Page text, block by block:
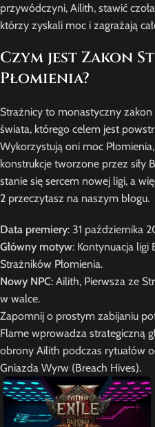
przywódczyni, Ailith, stawić
którzy zyskali moc i zagrażają
Czym jest Zakon
Płomienia?
Strażnicy to monastyczny
świata, którego celem jest
Wykorzystują oni moc
konstrukcje tworzone przez siły
stanie się sercem nowej ligi, a
2 przeczytasz na naszym blogu.
Data premiery: 31 października
Główny motyw: Kontynuacja ligi
Strażników Płomienia.
Nowy NPC: Ailith, Pierwsza ze
w walce.
Zapomnij o prostym zabijaniu
Flame wprowadza strategiczną
obrony Ailith podczas rytuałów
Gniazda Wyrw (Breach Hives).